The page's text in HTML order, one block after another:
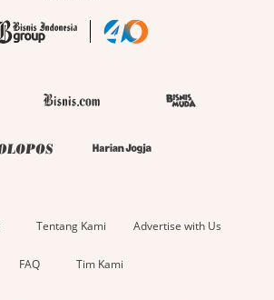
Tentang Kami Advertise with Us
FAQ Tim Kami